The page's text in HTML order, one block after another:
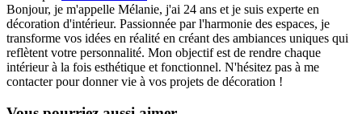
Bonjour, je m'appelle Mélanie, j'ai 24 ans et je suis experte en
décoration d'intérieur. Passionnée par l'harmonie des espaces, je
transforme vos idées en réalité en créant des ambiances uniques qui
reflètent votre personnalité. Mon objectif est de rendre chaque
intérieur à la fois esthétique et fonctionnel. N'hésitez pas à me
contacter pour donner vie à vos projets de décoration !